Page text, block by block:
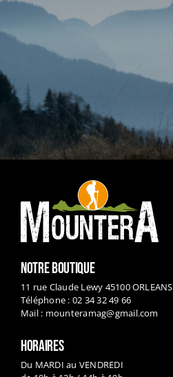
NOTRE BOUTIQUE
11 rue Claude Lewy 45100 ORLEANS
Téléphone : 02 34 32 49 66
Mail : mounteramag@gmail.com
HORAIRES
Du MARDI au VENDREDI